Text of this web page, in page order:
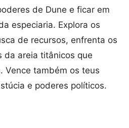
de Dune e ficar em
especiaria. Explora os
de recursos, enfrenta os
da areia titânicos que
Vence também os teus
e poderes políticos.